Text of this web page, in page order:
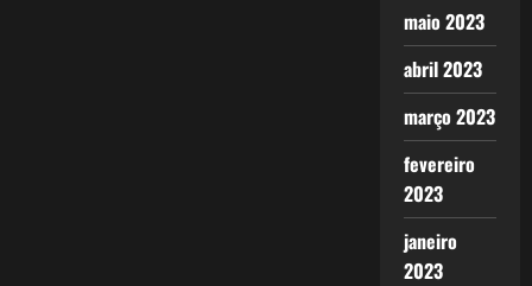
maio 2023
abril 2023
março 2023
fevereiro
2023
janeiro
2023